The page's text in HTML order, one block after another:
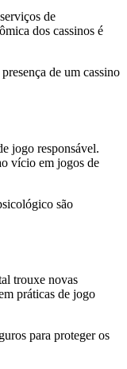
de
dos cassinos é
de um cassino
jogo responsável.
vício em jogos de
são
trouxe novas
práticas de jogo
para proteger os